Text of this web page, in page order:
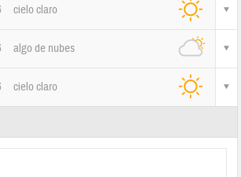
cielo claro
algo de nubes
cielo claro